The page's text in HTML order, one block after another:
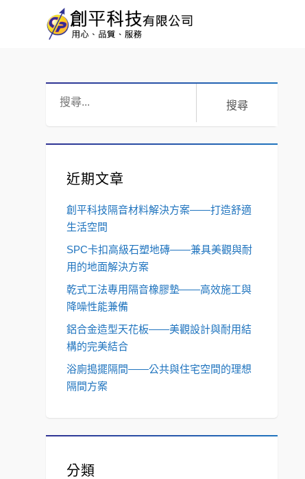
科
近期文章
創平科技隔音材料解決方案——打造舒適
生活空間
SPC卡扣高級石塑地磚——兼具美觀與耐
用的地面解決方案
乾式工法專用隔音橡膠墊——高效施工與
降噪性能兼備
鋁合金造型天花板——美觀設計與耐用結
構的完美結合
浴廁搗擺隔間——公共與住宅空間的理想
隔間方案
分類